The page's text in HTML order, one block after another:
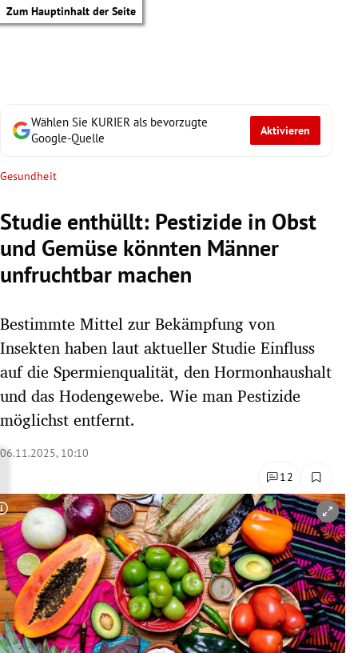
Zum Hauptinhalt der Seite
Untermenü
Untermenü
Untermenü
Untermenü
Untermenü
Untermenü
Untermenü
Untermenü
Wählen Sie KURIER als bevorzugte
Google-Quelle
Aktivieren
Gesundheit
Studie enthüllt: Pestizide in Obst
und Gemüse könnten Männer
unfruchtbar machen
Bestimmte Mittel zur Bekämpfung von
Insekten haben laut aktueller Studie Einfluss
auf die Spermienqualität, den Hormonhaushalt
und das Hodengewebe. Wie man Pestizide
möglichst entfernt.
06.11.2025, 10:10
12
Copyright-Hinweis öffnen/schließen